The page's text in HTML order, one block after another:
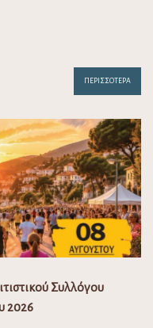
ΠΕΡΙΣΣΌΤΕΡΑ
Συλλόγου
2026